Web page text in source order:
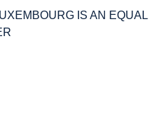
IS AN EQUAL